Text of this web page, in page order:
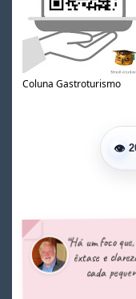
Coluna Gastroturismo
👁
“Há um foco
êxtase e
cada